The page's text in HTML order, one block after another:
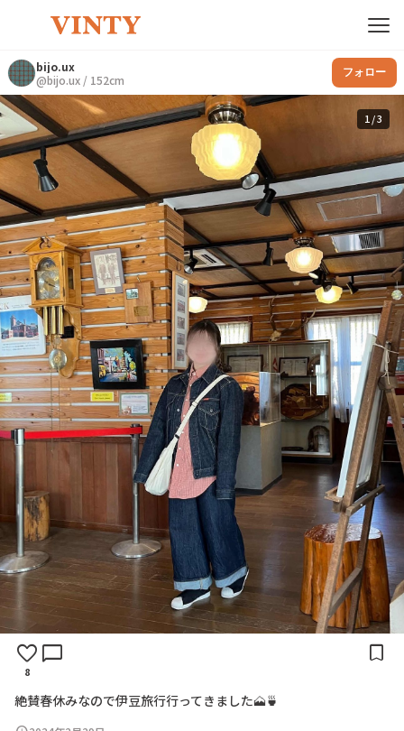
bijo.ux
@bijo.ux / 152cm フォロー
1 /3
favorite
8
chat_bubble bookmark
絶賛春休みなので伊豆旅行行ってき ま した🗻🍵